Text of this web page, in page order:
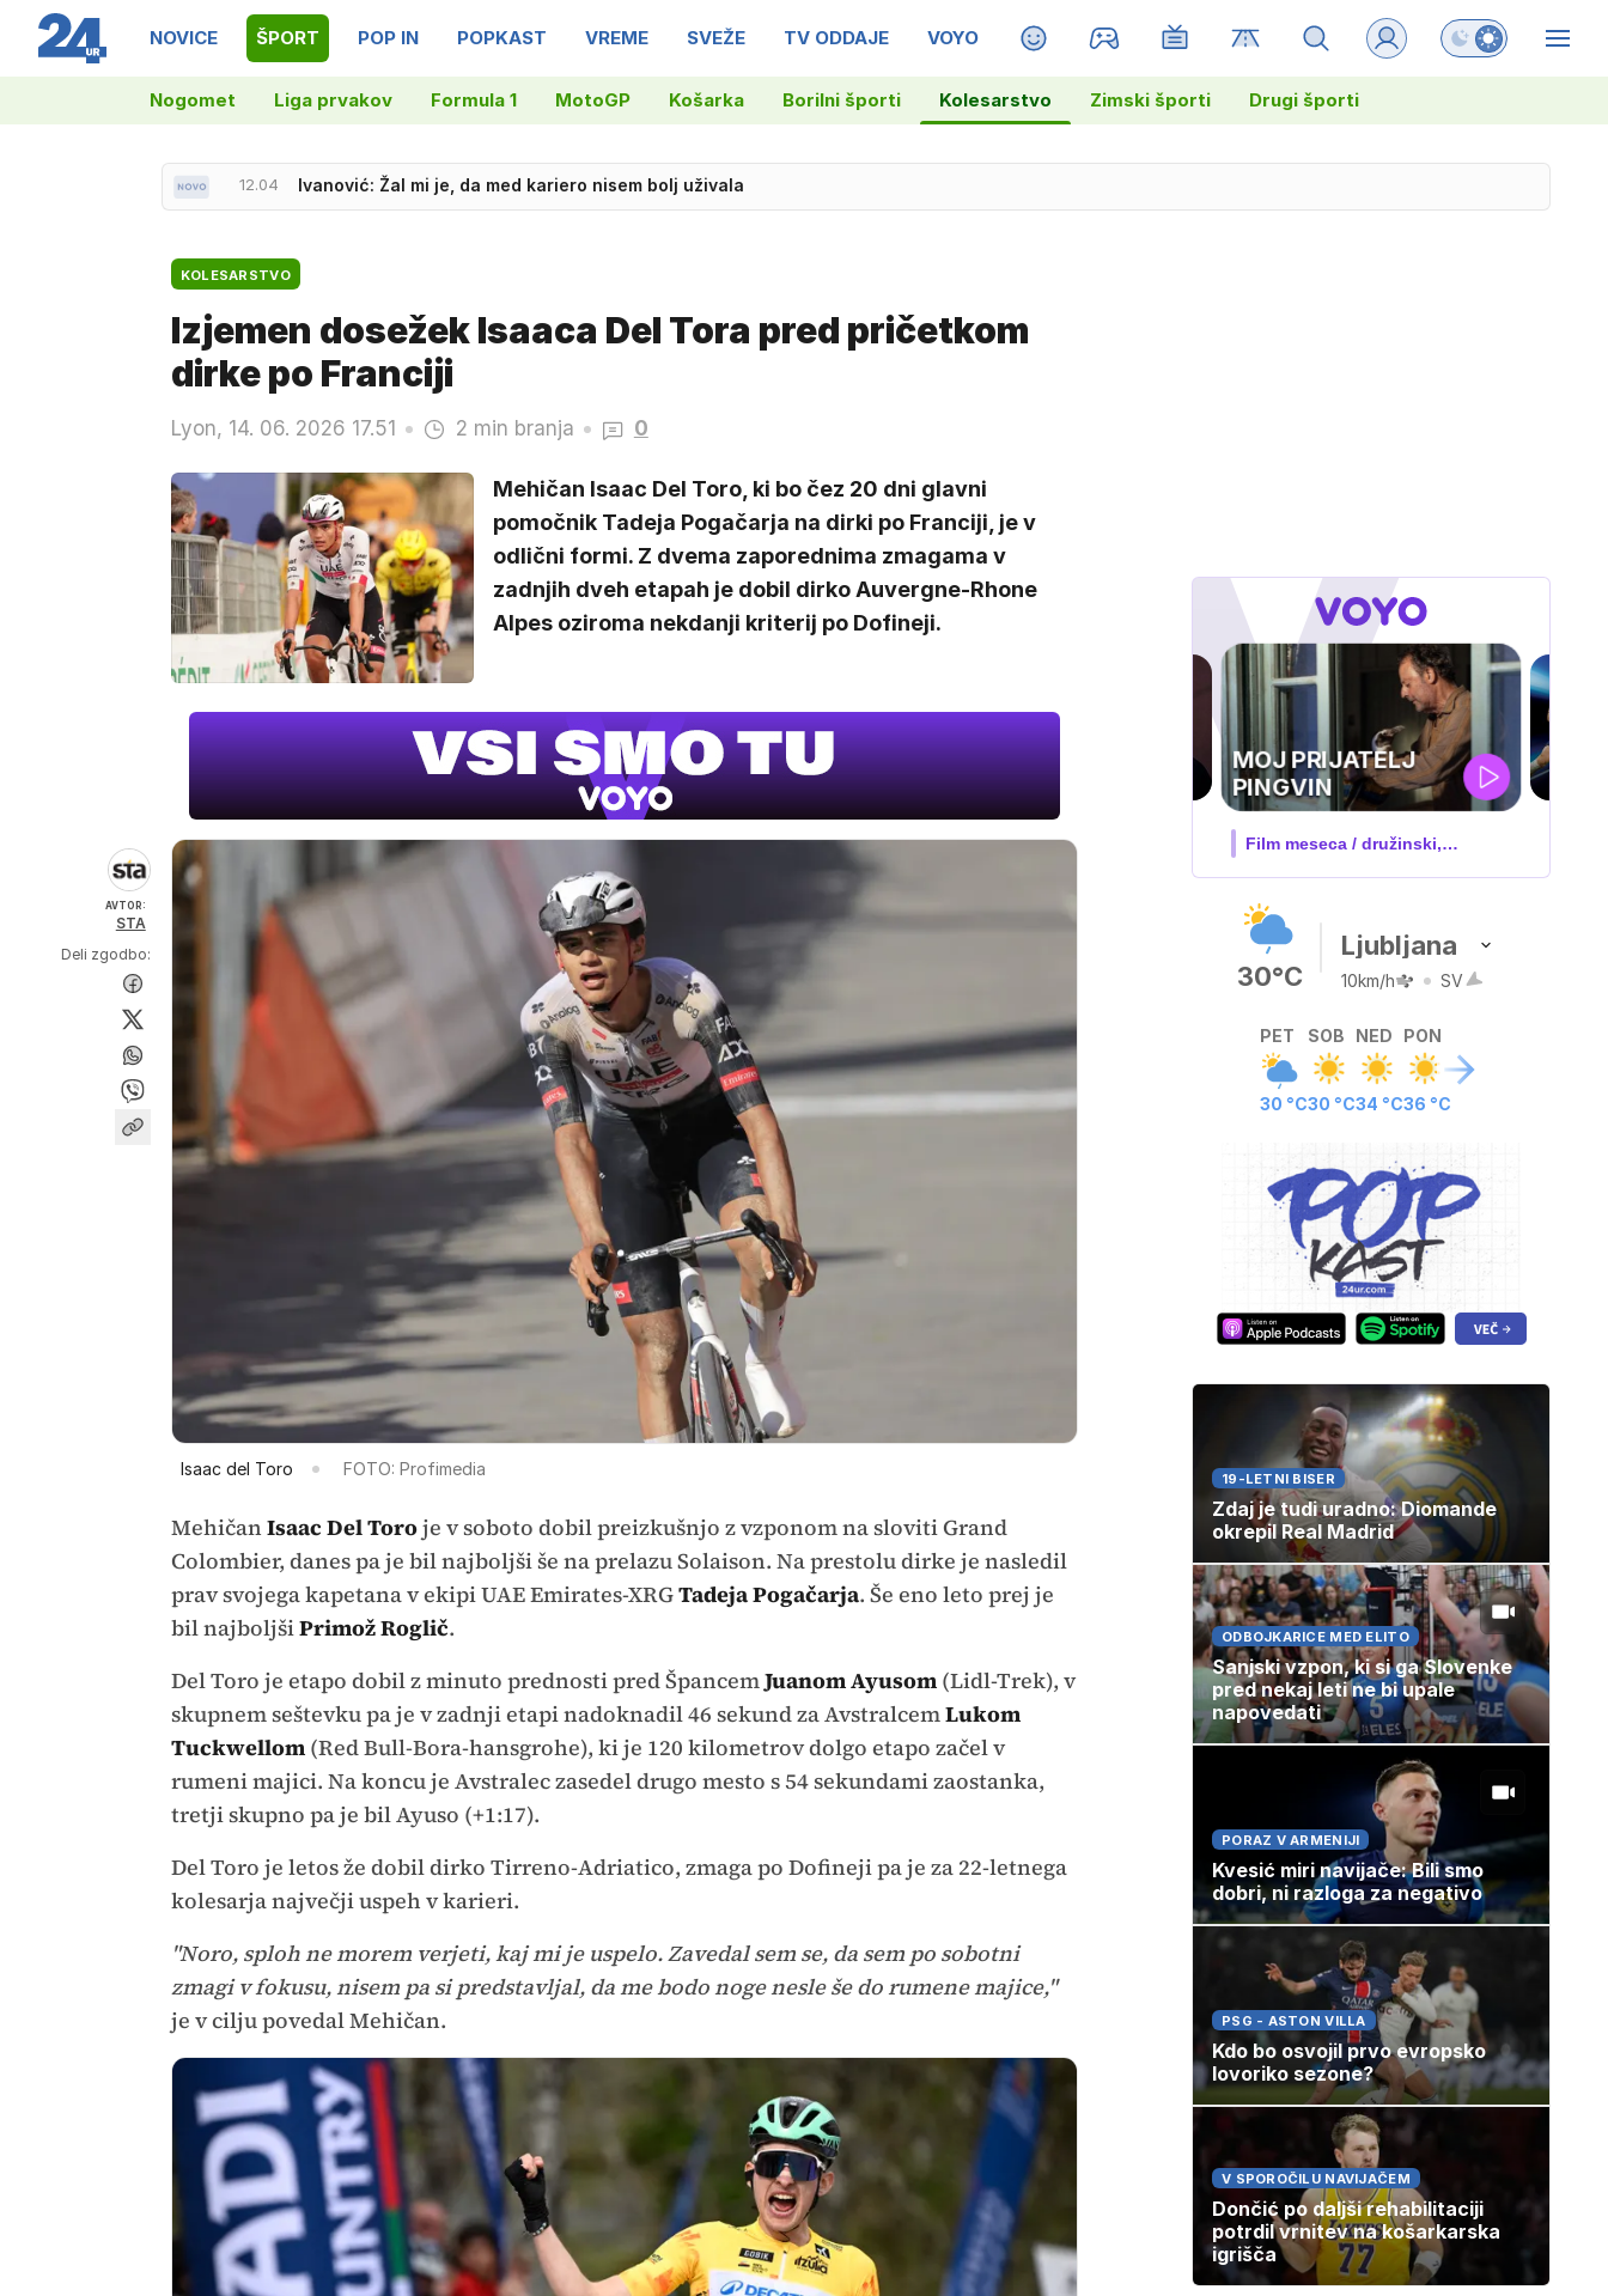
NOVICE ŠPORT POP IN POPKAST VREME SVEŽE TV ODDAJE VOYO MAGAZIN Preklopi barvni
Nogomet Liga prvakov Formula 1 MotoGP Košarka Borilni športi Kolesarstvo Zimski športi Drugi športi
12.04 Ivanović: Žal mi je, da med kariero nisem bolj uživala
KOLESARSTVO
Izjemen dosežek Isaaca Del Tora pred pričetkom
dirke po Franciji
Lyon, 14. 06. 2026 17.51 2 min branja 0
Mehičan Isaac Del Toro, ki bo čez 20 dni glavni
pomočnik Tadeja Pogačarja na dirki po Franciji, je v
odlični formi. Z dvema zaporednima zmagama v
zadnjih dveh etapah je dobil dirko Auvergne-Rhone
Alpes oziroma nekdanji kriterij po Dofineji.
AVTOR:
STA
Deli zgodbo:
Isaac del Toro FOTO: Profimedia
MehičanIsaac Del Toroje v soboto dobil preizkušnjo z vzponom na sloviti Grand
Colombier, danes pa je bil najboljši še na prelazu Solaison. Na prestolu dirke je nasledil
prav svojega kapetana v ekipi UAE Emirates-XRGTadeja Pogačarja. Še eno leto prej je
bil najboljšiPrimož Roglič.
Del Toro je etapo dobil z minuto prednosti predŠpancemJuanom Ayusom (Lidl-Trek), v
skupnem seštevku pa je v zadnji etapi nadoknadil 46 sekund za AvstralcemLukom
Tuckwellom(Red Bull-Bora-hansgrohe), ki je 120 kilometrov dolgo etapo začel v
rumeni majici. Na koncu je Avstralec zasedel drugo mesto s 54 sekundami zaostanka,
tretji skupno pa je bil Ayuso (+1:17).
Del Toro je letos že dobil dirko Tirreno-Adriatico, zmaga po Dofineji pa je za 22-letnega
kolesarja največji uspeh v karieri.
"Noro, sploh ne morem verjeti, kaj mi je uspelo. Zavedal sem se, da sem po sobotni
zmagi v fokusu, nisem pa si predstavljal, da me bodo noge nesle še do rumene majice,"
je v cilju povedal Mehičan.
UEFA
SUPERPOKAL
V živo na VOYO: sreda ob 20.30
30°C
Ljubljana
10km/h SV
PET
30 °C
SOB
30 °C
NED
34 °C
PON
36 °C
19-LETNI BISER
Zdaj je tudi uradno: Diomande
okrepil Real Madrid
ODBOJKARICE MED ELITO
Sanjski vzpon, ki si ga Slovenke
pred nekaj leti ne bi upale
napovedati
PORAZ V ARMENIJI
Kvesić miri navijače: Bili smo
dobri, ni razloga za negativo
PSG - ASTON VILLA
Kdo bo osvojil prvo evropsko
lovoriko sezone?
V SPOROČILU NAVIJAČEM
Dončić po daljši rehabilitaciji
potrdil vrnitev na košarkarska
igrišča